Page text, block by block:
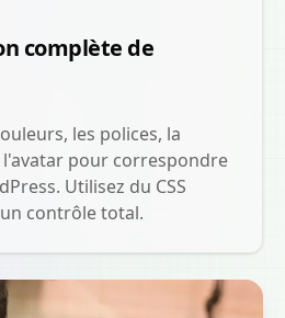
complète de
les polices, la
pour correspondre
Utilisez du CSS
contrôle total.